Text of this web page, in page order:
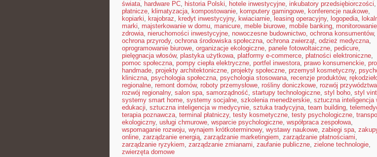
świata, hardware PC, historia Polski, hotele inwestycyjne, inkubatory przedsiębiorczości,
płatnicze, klimatyzacja, kompostowanie, komputery gamingowe, konferencje naukowe,
kopiarki, krajobraz, kredyt inwestycyjny, kwiaciarnie, leasing operacyjny, logopedia,
marki, majsterkowanie w domu, manicure, meble biurowe, mobile banking, monitorowanie
zdrowia, nieruchomości inwestycyjne, nowoczesne budownictwo, ochrona konsumentów,
ochrona przyrody, ochrona środowiska społeczna, ochrona zwierząt, odzież medyczna,
oprogramowanie biurowe, organizacje ekologiczne, panele fotowoltaiczne, pedicure,
pielęgnacja włosów, plastyka użytkowa, platformy e-commerce, płatności elektroniczne,
pomoc społeczna, pompy ciepła elektryczne, portfel inwestora, prawo konsumenckie,
handmade, projekty architektoniczne, projekty społeczne, przemysł kosmetyczny,
kliniczna, psychologia społeczna, psychologia stosowana, recenzje produktów,
regionalne, remont domów, roboty przemysłowe, rośliny doniczkowe, rozwój przywództwa
rozwój regionalny, salon spa, samorządność, startupy technologiczne, styl boho, styl
systemy smart home, systemy socjalne, szkolenia menedżerskie, sztuczna inteligencja
edukacji, sztuczna inteligencja w medycynie, sztuka tradycyjna, team building,
terapia poznawcza, terminal płatniczy, testy kosmetyczne, testy psychologiczne,
ekologiczny, usługi chmurowe, wsparcie psychologiczne, współpraca zespołowa,
wspomaganie rozwoju, wynajem krótkoterminowy, wystawy naukowe, zabiegi spa,
online, zarządzanie energią, zarządzanie marketingiem, zarządzanie płatnościami,
zarządzanie ryzykiem, zarządzanie zmianami, zaufanie publiczne, zielone technologie,
zwierzęta domowe